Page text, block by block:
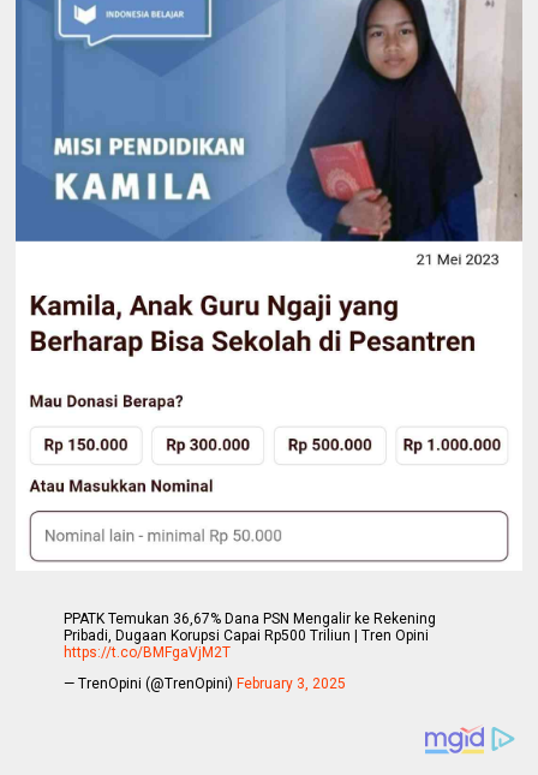
PPATK Temukan 36,67% Dana PSN Mengalir ke Rekening
Pribadi, Dugaan Korupsi Capai Rp500 Triliun | Tren Opini
https://t.co/BMFgaVjM2T
— TrenOpini (@TrenOpini) February 3, 2025